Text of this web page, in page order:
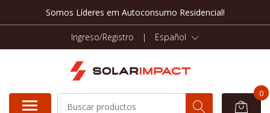
Somos Líderes em Autoconsumo Residencial!
Ingreso/Registro | Español
0